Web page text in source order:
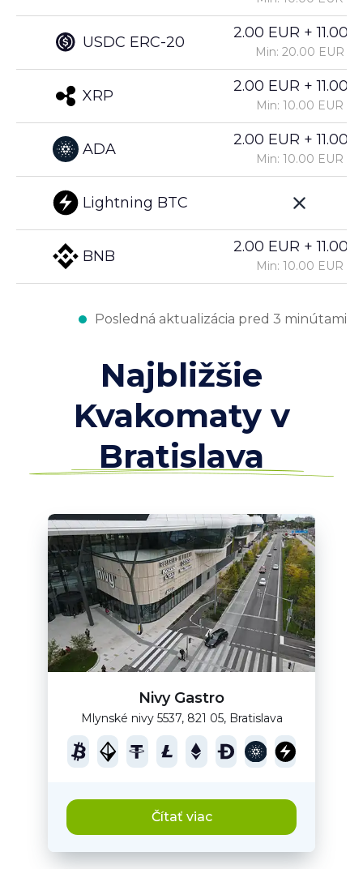
USDC ERC-20
XRP
ADA
Lightning BTC
BNB
2.00 EUR +
Min: 20.00 EUR
2.00 EUR +
Min: 10.00 EUR
2.00 EUR +
Min: 10.00 EUR
2.00 EUR +
Min: 10.00 EUR
Posledná aktualizácia pred 3 minútami
Najbližšie
Kvakomaty v
Bratislava
Nivy Gastro
Mlynské nivy 5537, 821 05, Bratislava
Čítať viac